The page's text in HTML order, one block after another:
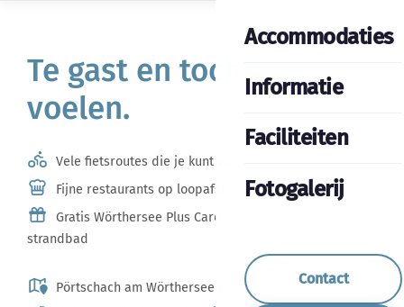
Te gast en toch thuis
voelen.
Vele fietsroutes die je kunt volgen
Fijne restaurants op loopafstand
Gratis Wörthersee Plus Card inclusief toegang tot het
strandbad
Pörtschach am Wörthersee AT
Accommodaties
Informatie
Faciliteiten
Fotogalerij
Contact